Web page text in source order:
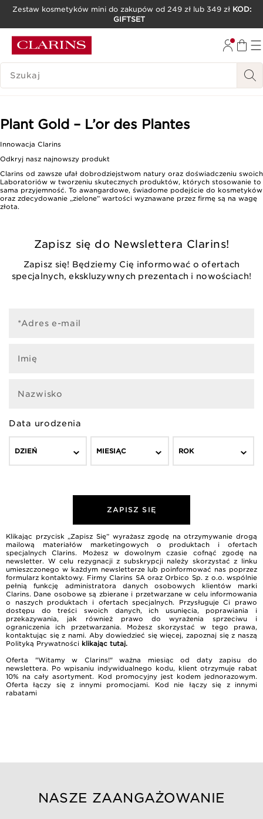
PRZEJDŹ DO STOPKI
Zestaw kosmetyków mini do zakupów od 249 zł lub 349 zł KOD:
GIFTSET
HISTORIA WYSZUKIWANIA
Plant Gold – L’or des Plantes
Innowacja Clarins
Odkryj nasz najnowszy produkt
Clarins od zawsze ufał dobrodziejstwom natury oraz doświadczeniu swoich
Laboratoriów w tworzeniu skutecznych produktów, których stosowanie to
sama przyjemność. To awangardowe, świadome podejście do kosmetyków
oraz zdecydowanie „zielone” wartości wyznawane przez firmę są na wagę
złota.
Zapisz się do Newslettera Clarins!
Zapisz się! Będziemy Cię informować o ofertach
specjalnych, ekskluzywnych prezentach i nowościach!
*Adres e-mail
Imię
Nazwisko
Data urodzenia
DZIEŃ MIESIĄC ROK
ZAPISZ SIĘ
Klikając przycisk „Zapisz Się” wyrażasz zgodę na otrzymywanie drogą
mailową materiałów marketingowych o produktach i ofertach
specjalnych Clarins. Możesz w dowolnym czasie cofnąć zgodę na
newsletter. W celu rezygnacji z subskrypcji należy skorzystać z linku
umieszczonego w każdym newsletterze lub poinformować nas poprzez
formularz kontaktowy. Firmy Clarins SA oraz Orbico Sp. z o.o. wspólnie
pełnią funkcję administratora danych osobowych klientów marki
Clarins. Dane osobowe są zbierane i przetwarzane w celu informowania
o naszych produktach i ofertach specjalnych. Przysługuje Ci prawo
dostępu do treści swoich danych, ich usunięcia, poprawiania i
przekazywania, jak również prawo do wyrażenia sprzeciwu i
ograniczenia ich przetwarzania. Możesz skorzystać w tego prawa,
kontaktując się z nami. Aby dowiedzieć się więcej, zapoznaj się z naszą
Polityką Prywatności klikając tutaj.
Oferta "Witamy w Clarins!" ważna miesiąc od daty zapisu do
newslettera. Po wpisaniu indywidualnego kodu, klient otrzymuje rabat
10% na cały asortyment. Kod promocyjny jest kodem jednorazowym.
Oferta łączy się z innymi promocjami. Kod nie łączy się z innymi
rabatami
NASZE ZAANGAŻOWANIE